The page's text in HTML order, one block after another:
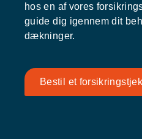
hos en af vores
guide dig igennem dit
dækninger.
Bestil et forsikringstjek